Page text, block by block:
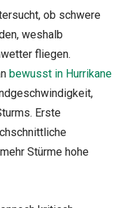
ob schwere
weshalb
fliegen.
bewusst in Hurrikane
Erste
Stürme hohe